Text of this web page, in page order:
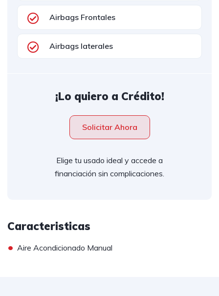
Airbags Frontales
Airbags laterales
¡Lo quiero a Crédito!
Solicitar Ahora
Elige tu usado ideal y accede a
financiación sin complicaciones.
Caracteristicas
• Aire Acondicionado Manual